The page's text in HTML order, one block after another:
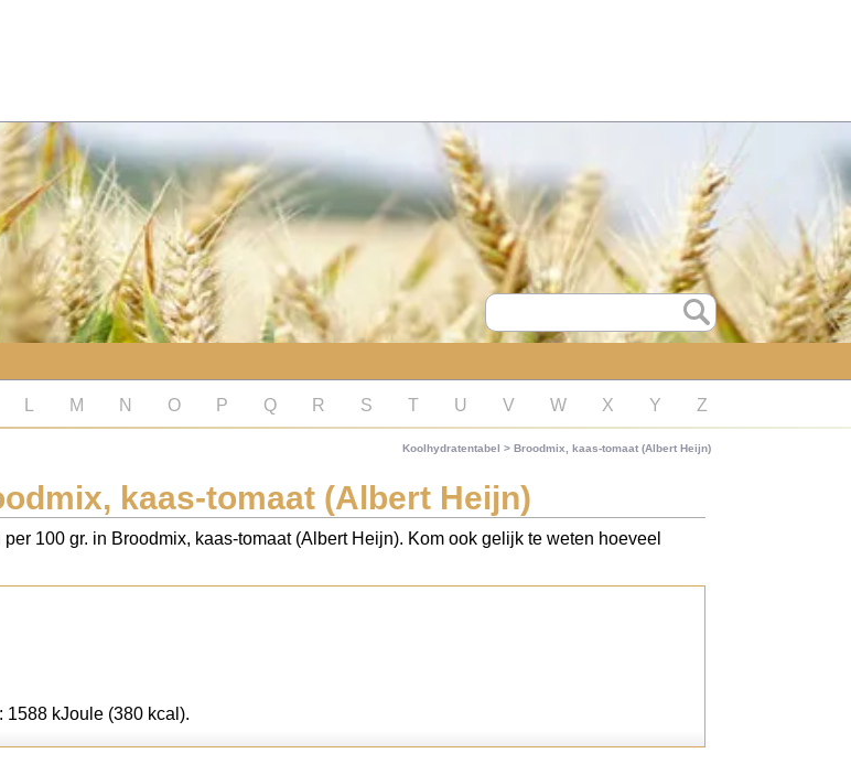
M N O P Q R S T U V W X Y Z
Koolhydratentabel > Broodmix, kaas-tomaat (Albert Heijn)
kaas-tomaat (Albert Heijn)
100 gr. in Broodmix, kaas-tomaat (Albert Heijn). Kom ook gelijk te weten hoeveel
1588 kJoule (380 kcal).